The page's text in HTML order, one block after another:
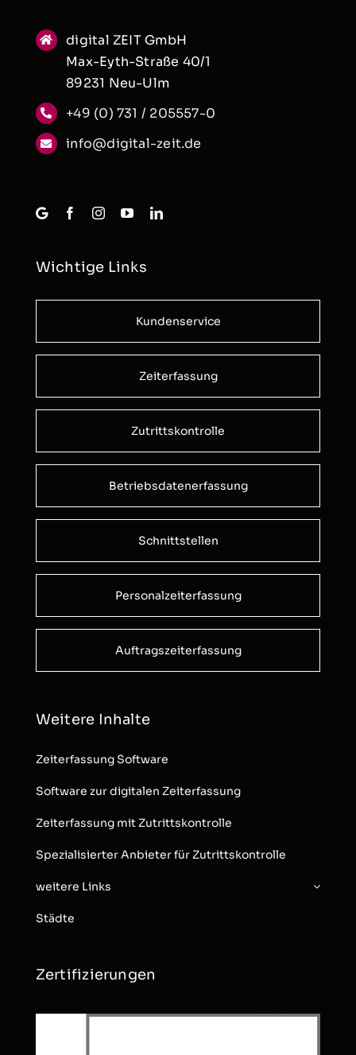
digital ZEIT GmbH
Max-Eyth-Straße 40/1
89231 Neu-Ulm
+49 (0) 731 / 205557-0
info@digital-zeit.de
Wichtige Links
Kundenservice
Zeiterfassung
Zutrittskontrolle
Betriebsdatenerfassung
Schnittstellen
Personalzeiterfassung
Auftragszeiterfassung
Weitere Inhalte
Zeiterfassung Software
Software zur digitalen Zeiterfassung
Zeiterfassung mit Zutrittskontrolle
Spezialisierter Anbieter für Zutrittskontrolle
weitere Links
Städte
Zertifizierungen